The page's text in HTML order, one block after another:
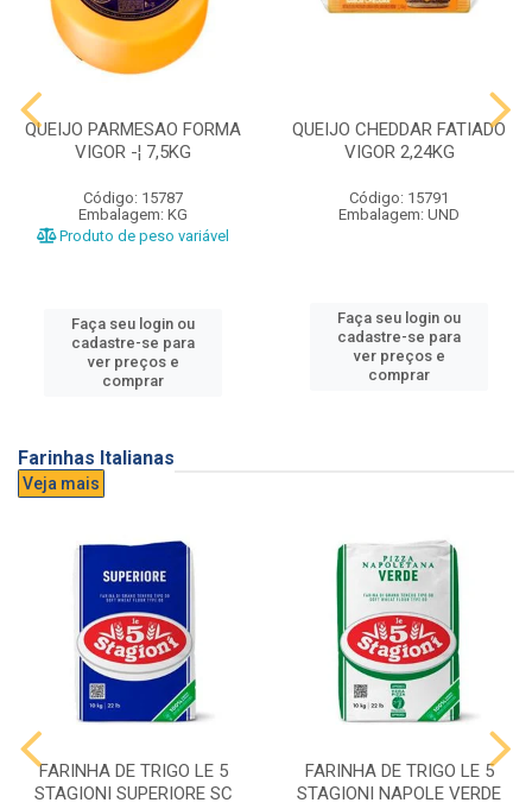
QUEIJO PARMESAO FORMA
VIGOR -¦ 7,5KG
Código: 15787
Embalagem: KG
Produto de peso variável
Faça seu login ou
cadastre-se para
ver preços e
comprar
QUEIJO CHEDDAR FATIADO
VIGOR 2,24KG
Código: 15791
Embalagem: UND
Faça seu login ou
cadastre-se para
ver preços e
comprar
Farinhas Italianas
Veja mais
FARINHA DE TRIGO LE 5
STAGIONI SUPERIORE SC
FARINHA DE TRIGO LE 5
STAGIONI NAPOLE VERDE